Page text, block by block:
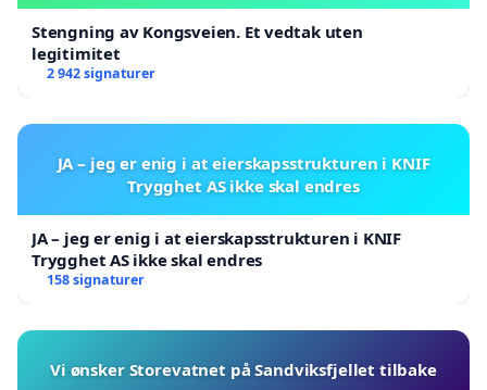
Stengning av Kongsveien. Et vedtak uten
legitimitet
2 942 signaturer
JA – jeg er enig i at eierskapsstrukturen i KNIF
Trygghet AS ikke skal endres
JA – jeg er enig i at eierskapsstrukturen i KNIF
Trygghet AS ikke skal endres
158 signaturer
Vi ønsker Storevatnet på Sandviksfjellet tilbake